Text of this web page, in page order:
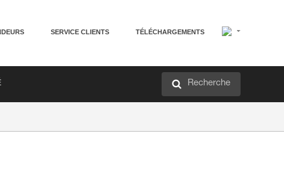
SERVICE CLIENTS TÉLÉCHARGEMENTS
Recherche